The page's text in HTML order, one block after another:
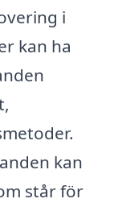
i
kan ha
kan
står för